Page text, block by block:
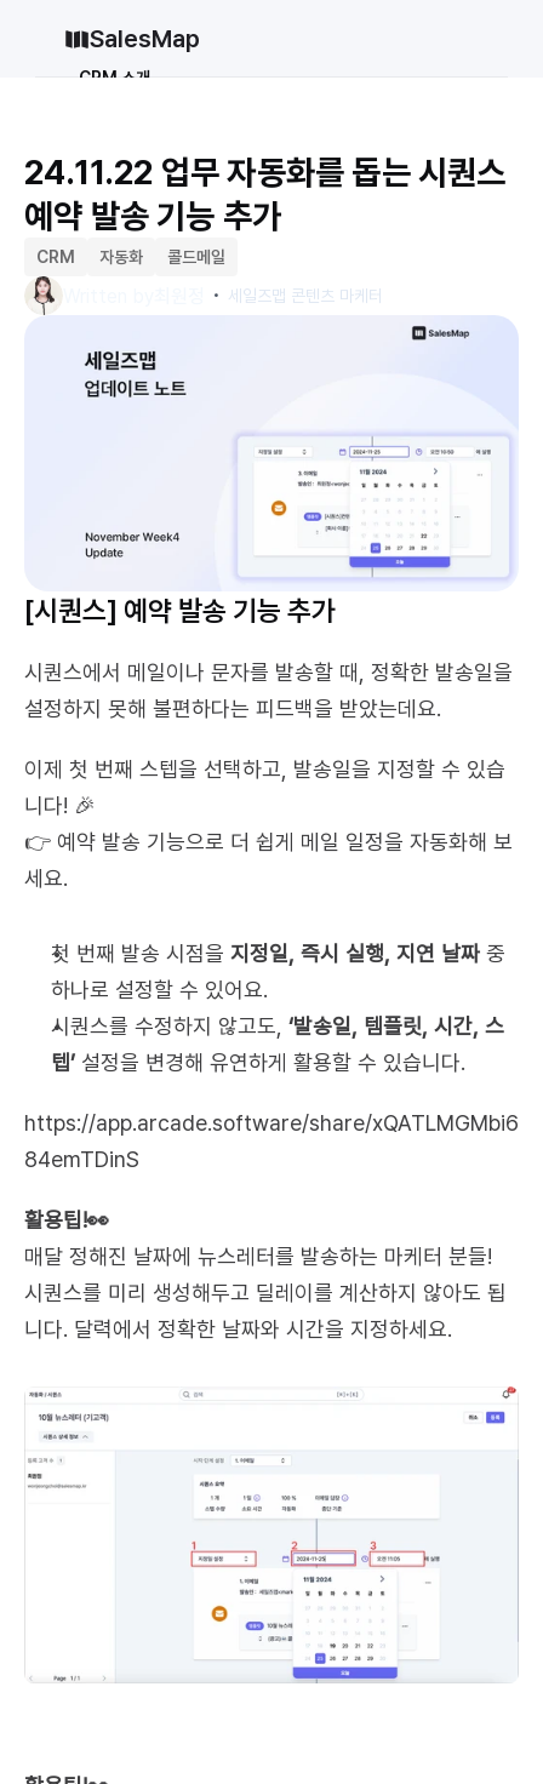
SalesMap
무료로 시작하기
vs 세일즈포스 vs 허브스팟
vs 파이프드라이브
CRM 소개
솔루션
가격
무료로 시작하기
24.11.22 업무 자동화를 돕는 시퀀스
예약 발송 기능 추가
CRM 자동화 콜드메일
・ 세일즈맵 콘텐츠 마케터
[시퀀스] 예약 발송 기능 추가
시퀀스에서 메일이나 문자를 발송할 때, 정확한 발송일을
설정하지 못해 불편하다는 피드백을 받았는데요.
이제 첫 번째 스텝을 선택하고, 발송일을 지정할 수 있습
니다! 🎉
👉 예약 발송 기능으로 더 쉽게 메일 일정을 자동화해 보
세요.
첫 번째 발송 시점을 지정일, 즉시 실행, 지연 날짜 중
하나로 설정할 수 있어요.
시퀀스를 수정하지 않고도, ‘발송일, 템플릿, 시간, 스
텝’ 설정을 변경해 유연하게 활용할 수 있습니다.
https://app.arcade.software/share/xQATLMGMbi6
84emTDinS
활용팁!👀
매달 정해진 날짜에 뉴스레터를 발송하는 마케터 분들!
시퀀스를 미리 생성해두고 딜레이를 계산하지 않아도 됩
니다. 달력에서 정확한 날짜와 시간을 지정하세요.